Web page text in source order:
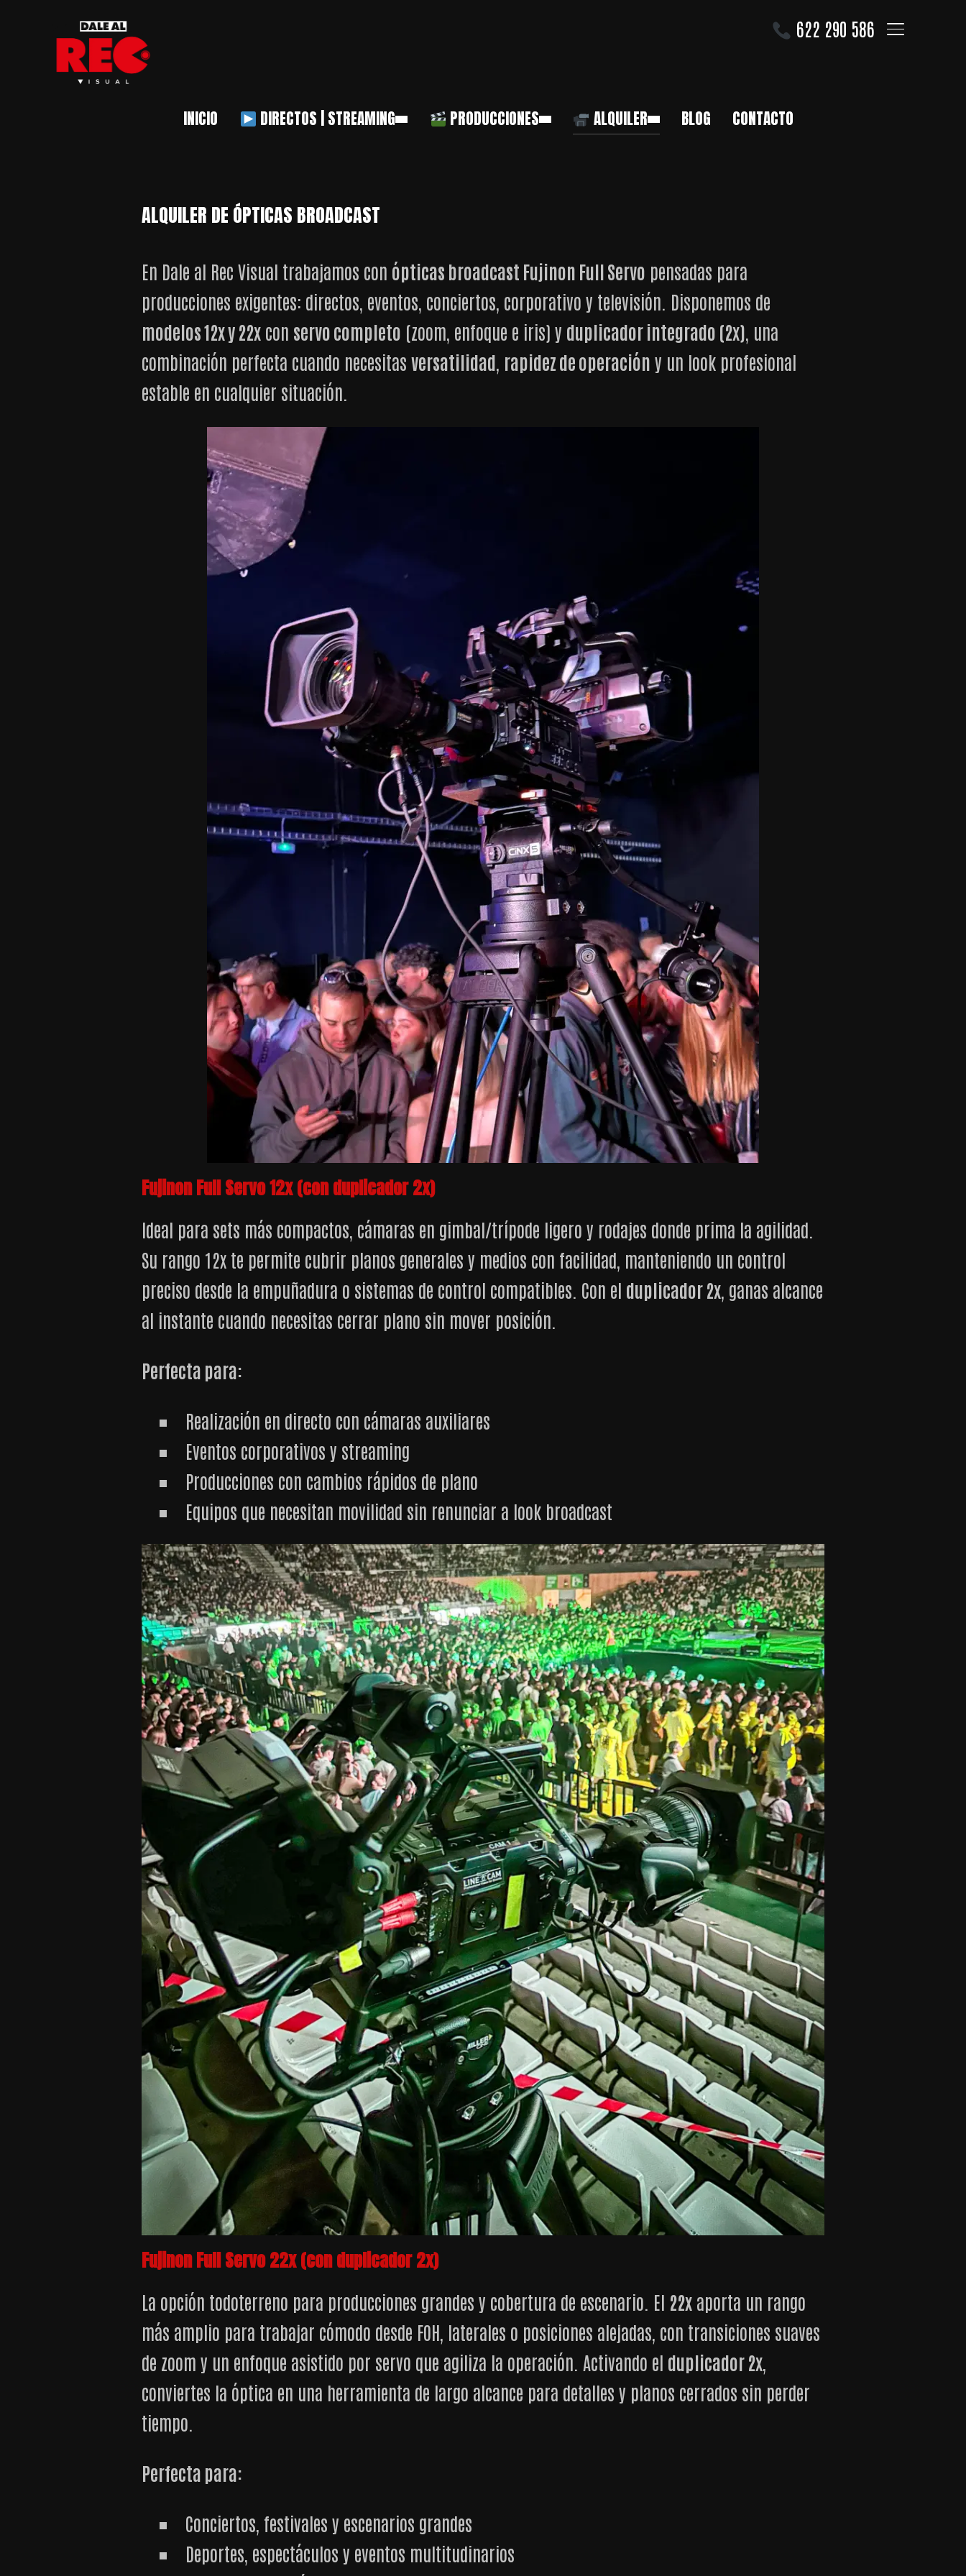
ALTERNAR LA
622 290 586
INICIO DIRECTOS | STREAMING PRODUCCIONES ALQUILER BLOG CONTACTO
ALQUILER DE ÓPTICAS BROADCAST
En Dale al Rec Visual trabajamos con ópticas broadcast Fujinon Full Servo pensadas para
producciones exigentes: directos, eventos, conciertos, corporativo y televisión. Disponemos de
modelos 12x y 22x con servo completo (zoom, enfoque e iris) y duplicador integrado (2x) , una
combinación perfecta cuando necesitas versatilidad rapidez de operación y un look profesional
estable en cualquier situación.
Fujinon Full Servo 12x (con duplicador 2x)
Ideal para sets más compactos, cámaras en gimbal/trípode ligero y rodajes donde prima la agilidad.
Su rango 12x te permite cubrir planos generales y medios con facilidad, manteniendo un control
preciso desde la empuñadura o sistemas de control compatibles. Con el duplicador 2x , ganas alcance
al instante cuando necesitas cerrar plano sin mover posición.
Perfecta para:
Realización en directo con cámaras auxiliares
Eventos corporativos y streaming
Producciones con cambios rápidos de plano
Equipos que necesitan movilidad sin renunciar a look broadcast
Fujinon Full Servo 22x (con duplicador 2x)
La opción todoterreno para producciones grandes y cobertura de escenario. El 22x aporta un rango
más amplio para trabajar cómodo desde FOH, laterales o posiciones alejadas, con transiciones suaves
de zoom y un enfoque asistido por servo que agiliza la operación. Activando el duplicador 2x
conviertes la óptica en una herramienta de largo alcance para detalles y planos cerrados sin perder
tiempo.
Perfecta para:
Conciertos, festivales y escenarios grandes
Deportes, espectáculos y eventos multitudinarios